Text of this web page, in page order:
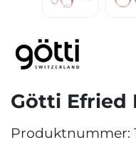
Götti Efried
Produktnummer: